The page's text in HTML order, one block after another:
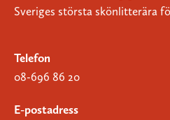
Sveriges största skönlitterära
Telefon
08-696 86 20
E-postadress